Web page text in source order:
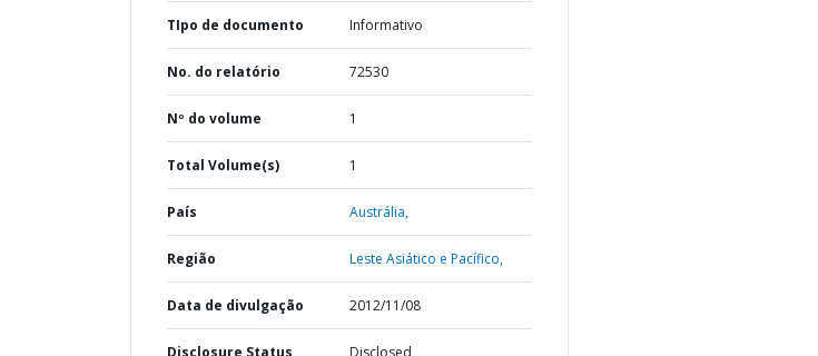
TIpo de documento Informativo
No. do relatório 72530
Nº do volume 1
Total Volume(s) 1
País Austrália,
Região Leste Asiático e Pacífico,
Data de divulgação 2012/11/08
Disclosure Status Disclosed